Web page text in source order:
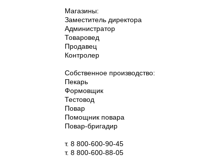
Магазины:
Заместитель директора
Администратор
Товаровед
Продавец
Контролер
Собственное производство:
Пекарь
Формовщик
Тестовод
Повар
Помощник повара
Повар-бригадир
т. 8 800-600-90-45
т. 8 800-600-88-05